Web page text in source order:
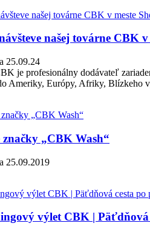
našej továrne CBK
25.09.24
je profesionálny dodávateľ
Ameriky, Európy, Afriky, Blízkeho
značky „CBK Wash“
25.09.2019
výlet CBK | Päťdňová